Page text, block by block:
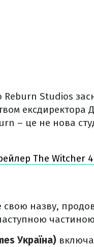
Studios
– це не нова
The Witcher
свою назву,
Україна)